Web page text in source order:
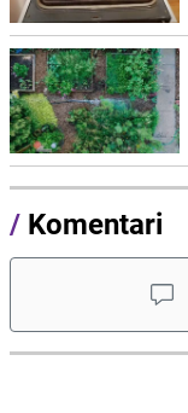
/ Komentari